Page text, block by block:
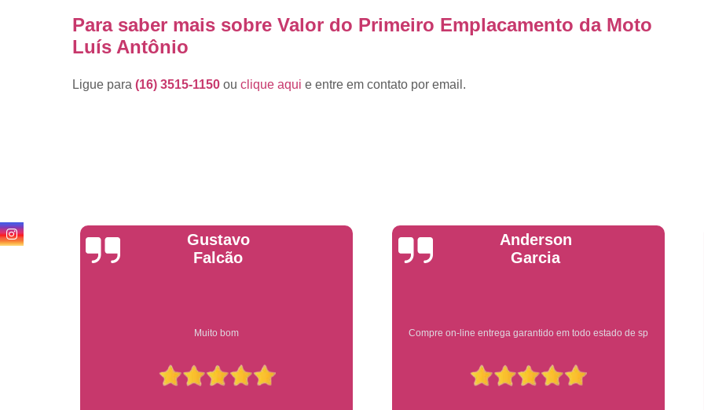
Emplacadora de Veículos
Empresa Emplacadora de Veículos
Placa Automotiva Dianteira
Placa Azul de Carro
Placa de Carro
Placa de Carro Ribeirão Preto
Para saber mais sobre Valor do Primeiro Emplacamento da Moto
Luís Antônio
Ligue para (16) 3515-1150 ou clique aqui e entre em contato por email.
Anderson
Garcia
Compre on-line entrega garantido em todo estado de sp
Yuri Martins
Ótimo atendimento